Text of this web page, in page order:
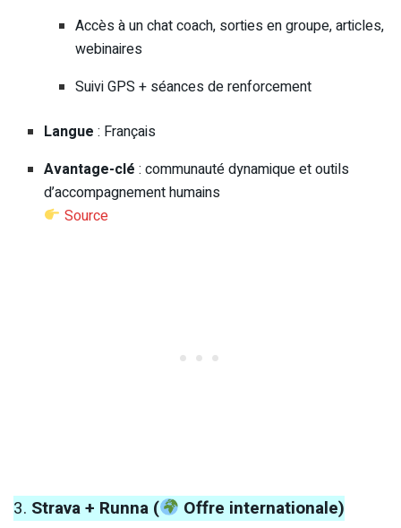
Accès à un chat coach, sorties en groupe, articles,
webinaires
Suivi GPS + séances de renforcement
Langue : Français
Avantage-clé : communauté dynamique et outils
d’accompagnement humains
Source
3. Strava + Runna ( Offre internationale)